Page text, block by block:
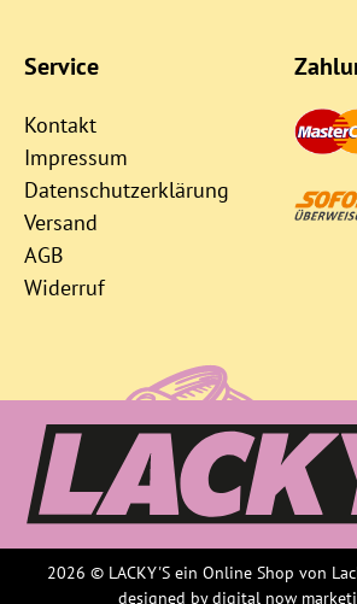
Service
Kontakt
Impressum
Datenschutzerklärung
Versand
AGB
Widerruf
2026 © LACKY'S ein Online Shop von
designed bydigital now